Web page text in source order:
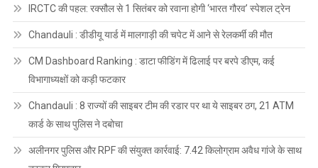
IRCTC की पहल: रक्सौल से 1 सितंबर को रवाना होगी ‘भारत गौरव’ स्पेशल ट्रेन
Chandauli : डीडीयू यार्ड में मालगाड़ी की चपेट में आने से रेलकर्मी की मौत
CM Dashboard Ranking : डाटा फीडिंग में ढिलाई पर बरपे डीएम, कई
विभागाध्यक्षों को कड़ी फटकार
Chandauli : 8 राज्यों की साइबर टीम की रडार पर था ये साइबर ठग, 21 ATM
कार्ड के साथ पुलिस ने दबोचा
अलीनगर पुलिस और RPF की संयुक्त कार्रवाई: 7.42 किलोग्राम अवैध गांजे के साथ